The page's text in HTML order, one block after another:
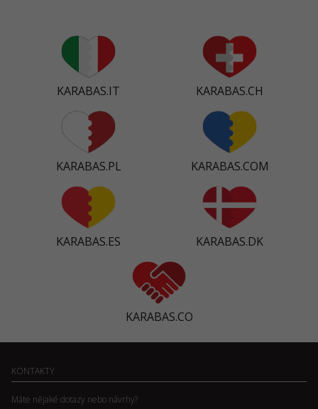
KARABAS.IT KARABAS.CH
KARABAS.PL KARABAS.COM
KARABAS.ES KARABAS.DK
KARABAS.CO
KONTAKTY
Máte nějaké dotazy nebo návrhy?